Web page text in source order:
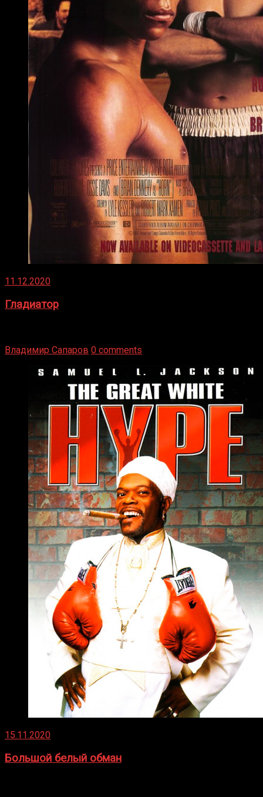
11.12.2020
Гладиатор
Владимир Сапаров 0 comments
15.11.2020
Большой белый обман